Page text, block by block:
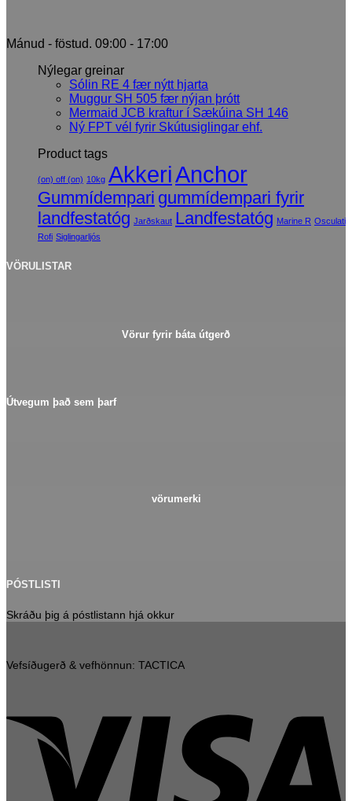
Mánud - föstud. 09:00 - 17:00
Nýlegar greinar
Sólin RE 4 fær nýtt hjarta
Muggur SH 505 fær nýjan þrótt
Mermaid JCB kraftur í Sækúina SH 146
Ný FPT vél fyrir Skútusiglingar ehf.
Product tags
(on) off (on) 10kg AkkeriAnchor
Gummídempari gummídempari fyrir
landfestatóg Jarðskaut Landfestatóg Marine R Osculati
Rofi Siglingarljós
VÖRULISTAR
Vörur fyrir báta útgerð
Útvegum það sem þarf
vörumerki
PÓSTLISTI
Skráðu þig á póstlistann hjá okkur
Vefsíðugerð & vefhönnun: TACTICA